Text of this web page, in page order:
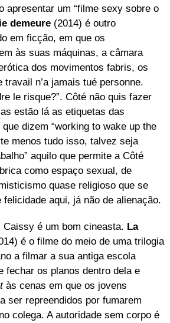
apresentar um “filme sexy sobre o
demeure (2014) é outro
em ficção, em que os
às suas máquinas, a câmara
dos movimentos fabris, os
travail n’a jamais tué personne.
le risque?”. Côté não quis fazer
estão lá as etiquetas das
dizem “working to wake up the
menos tudo isso, talvez seja
aquilo que permite a Côté
como espaço sexual, de
quase religioso que se
aqui, já não de alienação.
Caissy é um bom cineasta. La
é o filme do meio de uma trilogia
a filmar a sua antiga escola
fechar os planos dentro dela e
às cenas em que os jovens
ser repreendidos por fumarem
colega. A autoridade sem corpo é